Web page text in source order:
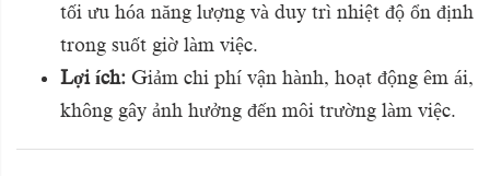
tối ưu hóa năng lượng và duy trì nhiệt độ ổn định
trong suốt giờ làm việc.
Lợi ích: Giảm chi phí vận hành, hoạt động êm ái,
không gây ảnh hưởng đến môi trường làm việc.